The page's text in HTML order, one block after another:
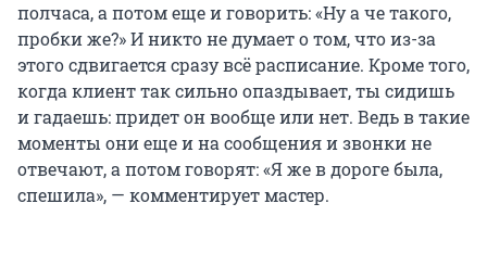
полчаса, а потом еще и говорить: «Ну а че такого,
пробки же?» И никто не думает о том, что из-за
этого сдвигается сразу всё расписание. Кроме того,
когда клиент так сильно опаздывает, ты сидишь
и гадаешь: придет он вообще или нет. Ведь в такие
моменты они еще и на сообщения и звонки не
отвечают, а потом говорят: «Я же в дороге была,
спешила», — комментирует мастер.